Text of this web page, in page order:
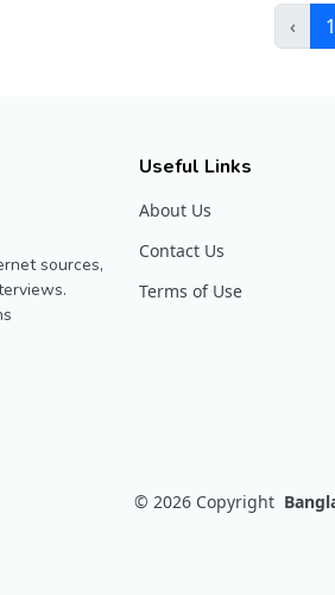
‹ 1
sources,
Useful Links
About Us
Contact Us
Terms of Use
© 2026 Copyright